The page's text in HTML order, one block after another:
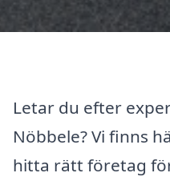
Letar du efter
Nöbbele? Vi finns
hitta rätt företag